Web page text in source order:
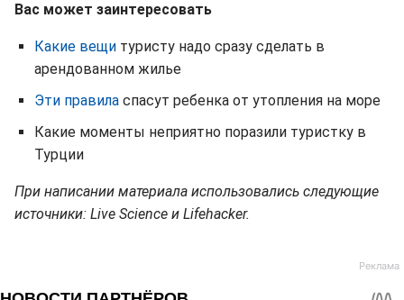
Вас может заинтересовать
Какие вещи туристу надо сразу сделать в
арендованном жилье
Эти правила спасут ребенка от утопления на море
Какие моменты неприятно поразили туристку в
Турции
При написании материала использовались следующие
источники: Live Science и Lifehacker.